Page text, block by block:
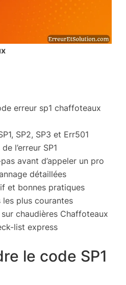
erreur sp1 chaffoteaux
SP2, SP3 et Err501
l’erreur SP1
avant d’appeler un pro
détaillées
et bonnes pratiques
les plus courantes
sur chaudières Chaffoteaux
list express
le code SP1